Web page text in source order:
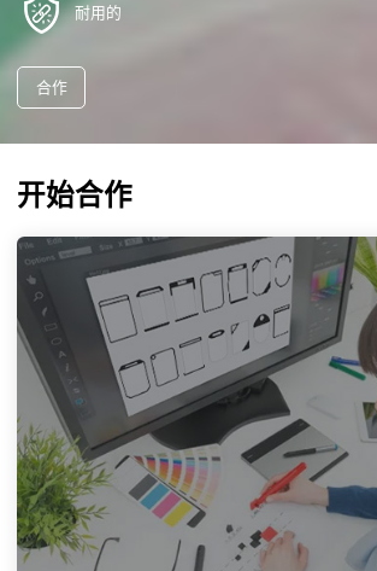
耐用的
合作
开始合作